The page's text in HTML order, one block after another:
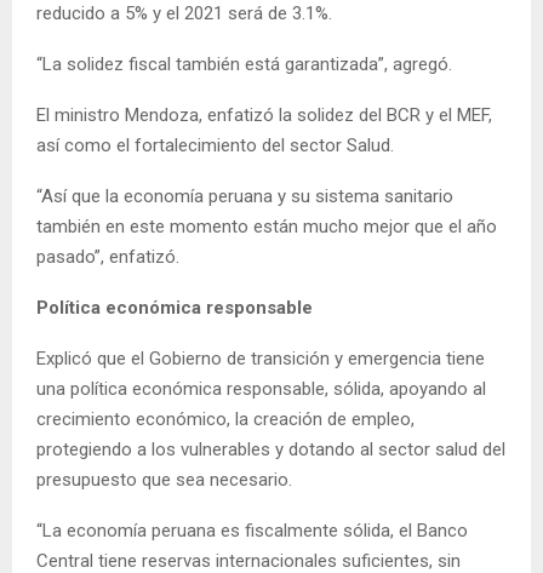
reducido a 5% y el 2021 será de 3.1%.
“La solidez fiscal también está garantizada”, agregó.
El ministro Mendoza, enfatizó la solidez del BCR y el MEF,
así como el fortalecimiento del sector Salud.
“Así que la economía peruana y su sistema sanitario
también en este momento están mucho mejor que el año
pasado”, enfatizó.
Política económica responsable
Explicó que el Gobierno de transición y emergencia tiene
una política económica responsable, sólida, apoyando al
crecimiento económico, la creación de empleo,
protegiendo a los vulnerables y dotando al sector salud del
presupuesto que sea necesario.
“La economía peruana es fiscalmente sólida, el Banco
Central tiene reservas internacionales suficientes, sin